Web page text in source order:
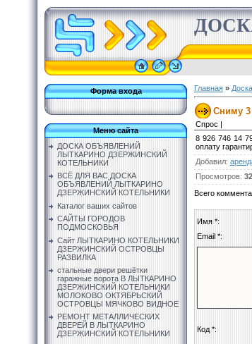
Форма входа
Меню сайта
ДОСКА ОБЪЯВЛЕНИЙ
ЛЫТКАРИНО ДЗЕРЖИНСКИЙ
КОТЕЛЬНИКИ
ВСЁ ДЛЯ ВАС ДОСКА
ОБЪЯВЛЕНИЙ ЛЫТКАРИНО
ДЗЕРЖИНСКИЙ КОТЕЛЬНИКИ
Каталог ваших сайтов
САЙТЫ ГОРОДОВ
ПОДМОСКОВЬЯ
Сайт ЛЫТКАРИНО КОТЕЛЬНИКИ
ДЗЕРЖИНСКИЙ ОСТРОВЦЫ
РАЗВИЛКА
стальные двери решётки
гаражные ворота В ЛЫТКАРИНО
ДЗЕРЖИНСКИЙ КОТЕЛЬНИКИ
МОЛОКОВО ОКТЯБРЬСКИЙ
ОСТРОВЦЫ МЯЧКОВО ВИДНОЕ
РЕМОНТ МЕТАЛЛИЧЕСКИХ
ДВЕРЕЙ В ЛЫТКАРИНО
ДЗЕРЖИНСКИЙ КОТЕЛЬНИКИ
Главная »
Сниму 3
Спрос |
8 926 746 14
оплату
Добавил:
Просмотров:
Всего
Имя *:
Email *:
Код *: